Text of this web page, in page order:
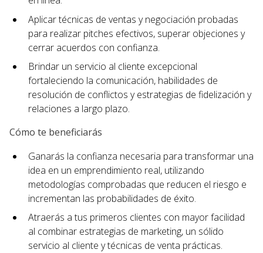
Aplicar técnicas de ventas y negociación probadas
para realizar pitches efectivos, superar objeciones y
cerrar acuerdos con confianza.
Brindar un servicio al cliente excepcional
fortaleciendo la comunicación, habilidades de
resolución de conflictos y estrategias de fidelización y
relaciones a largo plazo.
Cómo te beneficiarás
Ganarás la confianza necesaria para transformar una
idea en un emprendimiento real, utilizando
metodologías comprobadas que reducen el riesgo e
incrementan las probabilidades de éxito.
Atraerás a tus primeros clientes con mayor facilidad
al combinar estrategias de marketing, un sólido
servicio al cliente y técnicas de venta prácticas.